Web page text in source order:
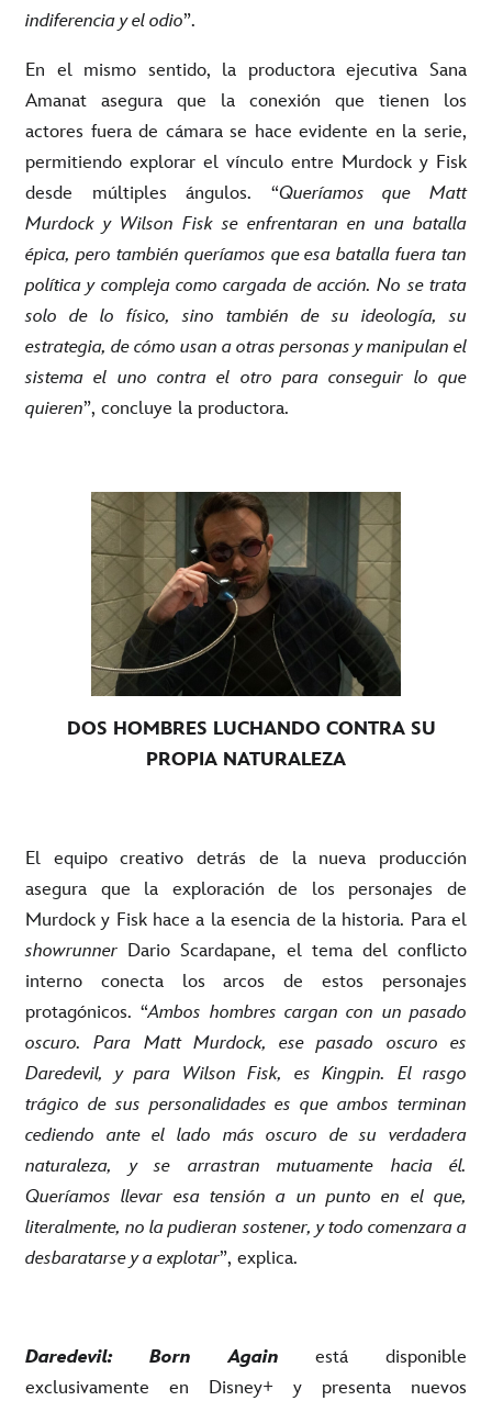
indiferencia y el odio”.
En el mismo sentido, la productora ejecutiva Sana
Amanat asegura que la conexión que tienen los
actores fuera de cámara se hace evidente en la serie,
permitiendo explorar el vínculo entre Murdock y Fisk
desde múltiples ángulos. “Queríamos que Matt
Murdock y Wilson Fisk se enfrentaran en una batalla
épica, pero también queríamos que esa batalla fuera tan
política y compleja como cargada de acción. No se trata
solo de lo físico, sino también de su ideología, su
estrategia, de cómo usan a otras personas y manipulan el
sistema el uno contra el otro para conseguir lo que
quieren”, concluye la productora.
DOS HOMBRES LUCHANDO CONTRA SU
PROPIA NATURALEZA
El equipo creativo detrás de la nueva producción
asegura que la exploración de los personajes de
Murdock y Fisk hace a la esencia de la historia. Para el
showrunner Dario Scardapane, el tema del conflicto
interno conecta los arcos de estos personajes
protagónicos. “Ambos hombres cargan con un pasado
oscuro. Para Matt Murdock, ese pasado oscuro es
Daredevil, y para Wilson Fisk, es Kingpin. El rasgo
trágico de sus personalidades es que ambos terminan
cediendo ante el lado más oscuro de su verdadera
naturaleza, y se arrastran mutuamente hacia él.
Queríamos llevar esa tensión a un punto en el que,
literalmente, no la pudieran sostener, y todo comenzara a
desbaratarse y a explotar”, explica.
Daredevil: Born Again está disponible
exclusivamente en Disney+ y presenta nuevos